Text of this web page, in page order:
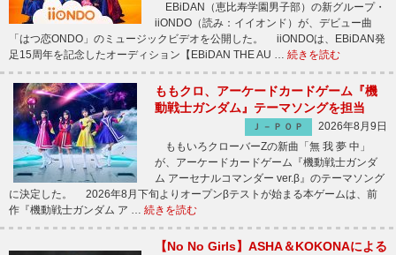
EBiDAN（恵比寿学園男子部）の新グループ・
iiONDO（読み：イイオンド）が、デビュー曲
「はつ恋ONDO」のミュージックビデオを公開した。 iiONDOは、EBiDAN発
足15周年を記念したオーディション【EBiDAN THE AU … 続きを読む
ももクロ、アーケードカードゲーム『機
動戦士ガンダム』テーマソングを担当
Ｊ－ＰＯＰ
2026年8月9日
ももいろクローバーZの新曲「無 我 夢 中」
が、アーケードカードゲーム『機動戦士ガンダ
ム アーセナルコマンダー ver.β』のテーマソング
に決定した。 2026年8月下旬よりオープンβテストが始まる本ゲームは、前
作『機動戦士ガンダム ア … 続きを読む
【No No Girls】ASHA＆KOKONAによる